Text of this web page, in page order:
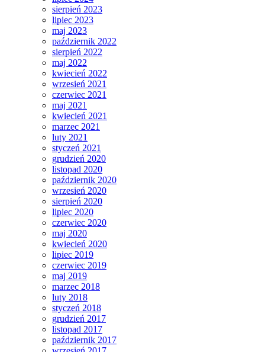
sierpień 2023
lipiec 2023
maj 2023
październik 2022
sierpień 2022
maj 2022
kwiecień 2022
wrzesień 2021
czerwiec 2021
maj 2021
kwiecień 2021
marzec 2021
luty 2021
styczeń 2021
grudzień 2020
listopad 2020
październik 2020
wrzesień 2020
sierpień 2020
lipiec 2020
czerwiec 2020
maj 2020
kwiecień 2020
lipiec 2019
czerwiec 2019
maj 2019
marzec 2018
luty 2018
styczeń 2018
grudzień 2017
listopad 2017
październik 2017